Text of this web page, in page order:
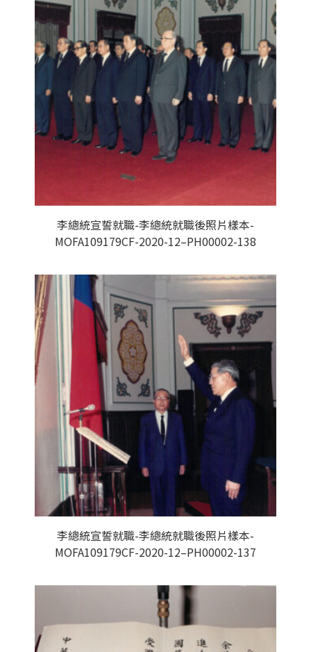
李總統宣誓就職-李總統就職後照片樣本-
MOFA109179CF-2020-12–PH00002-138
李總統宣誓就職-李總統就職後照片樣本-
MOFA109179CF-2020-12–PH00002-137